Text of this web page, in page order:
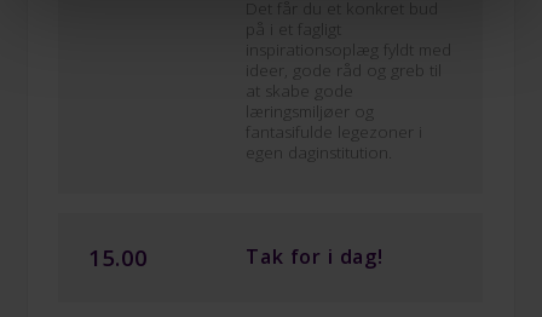
Det får du et konkret bud
på i et fagligt
inspirationsoplæg fyldt med
ideer, gode råd og greb til
at skabe gode
læringsmiljøer og
fantasifulde legezoner i
egen daginstitution.
15.00 Tak for i dag!